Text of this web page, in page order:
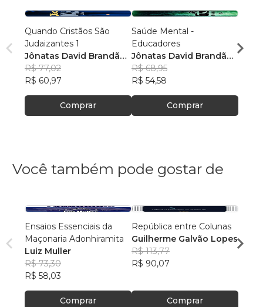
Quando Cristãos São
Judaizantes 1
Jônatas David Brandão
Mota
R$ 77,02
R$ 60,97
Comprar
Saúde Mental -
Educadores
Jônatas David Brandão
Mota
R$ 68,95
R$ 54,58
Comprar
Você também pode gostar de
Ensaios Essenciais da
Maçonaria Adonhiramita
Luiz Muller
R$ 73,30
R$ 58,03
Comprar
República entre Colunas
Guilherme Galvão Lopes
R$ 113,77
R$ 90,07
Comprar
R$